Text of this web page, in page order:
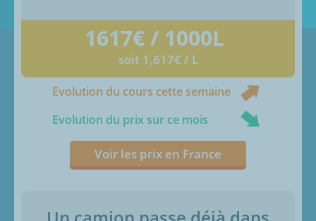
1617€ / 1000L
soit 1,617€ / L
Evolution du cours cette semaine
Evolution du prix sur ce mois
Voir les prix en France